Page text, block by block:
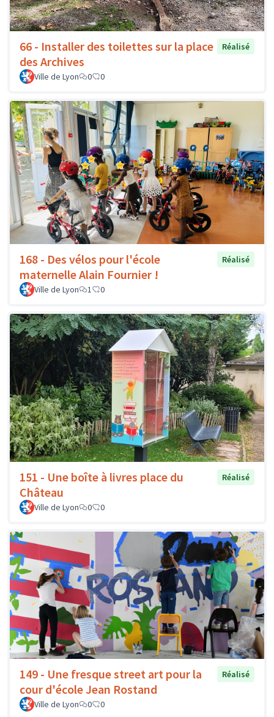
66 - Installer des toilettes sur la place
des Archives
Réalisé
Ville de Lyon 0 0
168 - Des vélos pour l'école
maternelle Alain Fournier !
Réalisé
Ville de Lyon 1 0
151 - Une boîte à livres place du
Château
Réalisé
Ville de Lyon 0 0
149 - Une fresque street art pour la
cour d'école Jean Rostand
Réalisé
Ville de Lyon 0 0